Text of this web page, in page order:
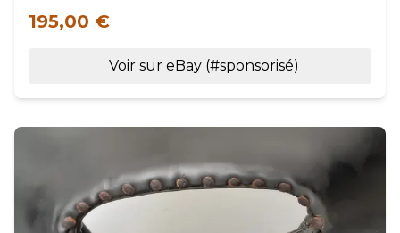
195,00 €
Voir sur eBay (#sponsorisé)